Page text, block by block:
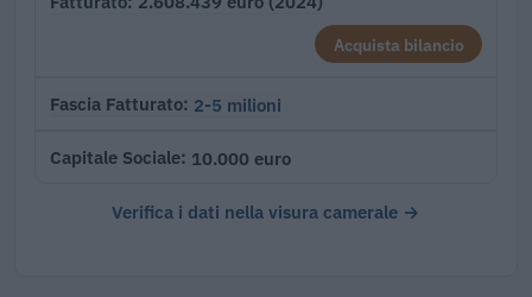
Acquista bilancio
Fascia Fatturato 2-5 milioni
Capitale Sociale 10.000 euro
Verifica i dati nella visura camerale →